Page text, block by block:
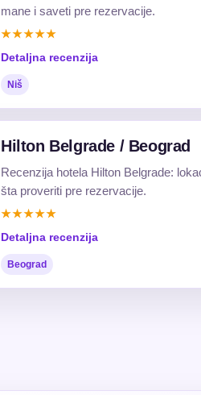
mane i saveti pre rezervacije.
★★★★★
Detaljna recenzija
Niš
Hilton Belgrade / Beograd
Recenzija hotela Hilton Belgrade:
šta proveriti pre rezervacije.
★★★★★
Detaljna recenzija
Beograd